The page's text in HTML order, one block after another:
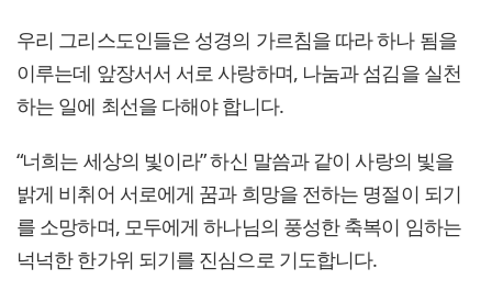
우리 그리스도인들은 성경의 가르침을 따라 하나 됨을
이루는데 앞장서서 서로 사랑하며, 나눔과 섬김을 실천
하는 일에 최선을 다해야 합니다.
“너희는 세상의 빛이라” 하신 말씀과 같이 사랑의 빛을
밝게 비취어 서로에게 꿈과 희망을 전하는 명절이 되기
를 소망하며, 모두에게 하나님의 풍성한 축복이 임하는
넉넉한 한가위 되기를 진심으로 기도합니다.